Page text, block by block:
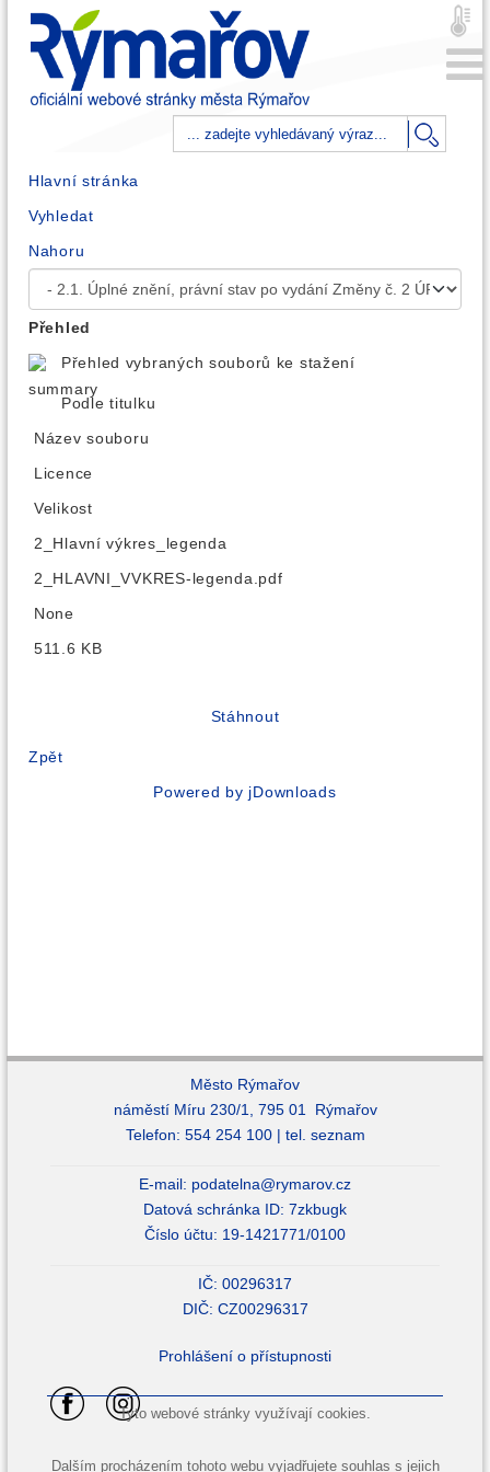
Hlavní stránka
Vyhledat
Nahoru
Přehled
Přehled vybraných souborů ke stažení
Podle titulku
Název souboru
Licence
Velikost
2_Hlavní výkres_legenda
2_HLAVNI_VVKRES-legenda.pdf
None
511.6 KB
Stáhnout
Zpět
Powered by jDownloads
Město Rýmařov
náměstí Míru 230/1, 795 01 Rýmařov
Telefon: 554 254 100 | tel. seznam
E-mail: podatelna@rymarov.cz
Datová schránka ID: 7zkbugk
Číslo účtu: 19-1421771/0100
IČ: 00296317
DIČ: CZ00296317
Prohlášení o přístupnosti
Tyto webové stránky využívají cookies.
Dalším procházením tohoto webu vyjadřujete souhlas s jejich